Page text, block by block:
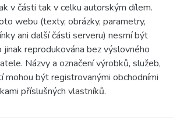
v části tak v celku autorským dílem.
webu (texty, obrázky, parametry,
ani další části serveru) nesmí být
jinak reprodukována bez výslovného
Názvy a označení výrobků, služeb,
mohou být registrovanými obchodními
příslušných vlastníků.